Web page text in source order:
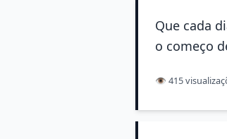
Que cada
o começo
👁️ 415